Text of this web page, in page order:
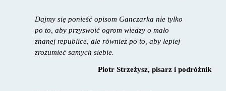
Dajmy się ponieść opisom Ganczarka nie tylko
po to, aby przyswoić ogrom wiedzy o mało
znanej republice, ale również po to, aby lepiej
zrozumieć samych siebie.
Piotr Strzeżysz, pisarz i podróżnik